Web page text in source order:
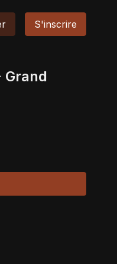
S'inscrire